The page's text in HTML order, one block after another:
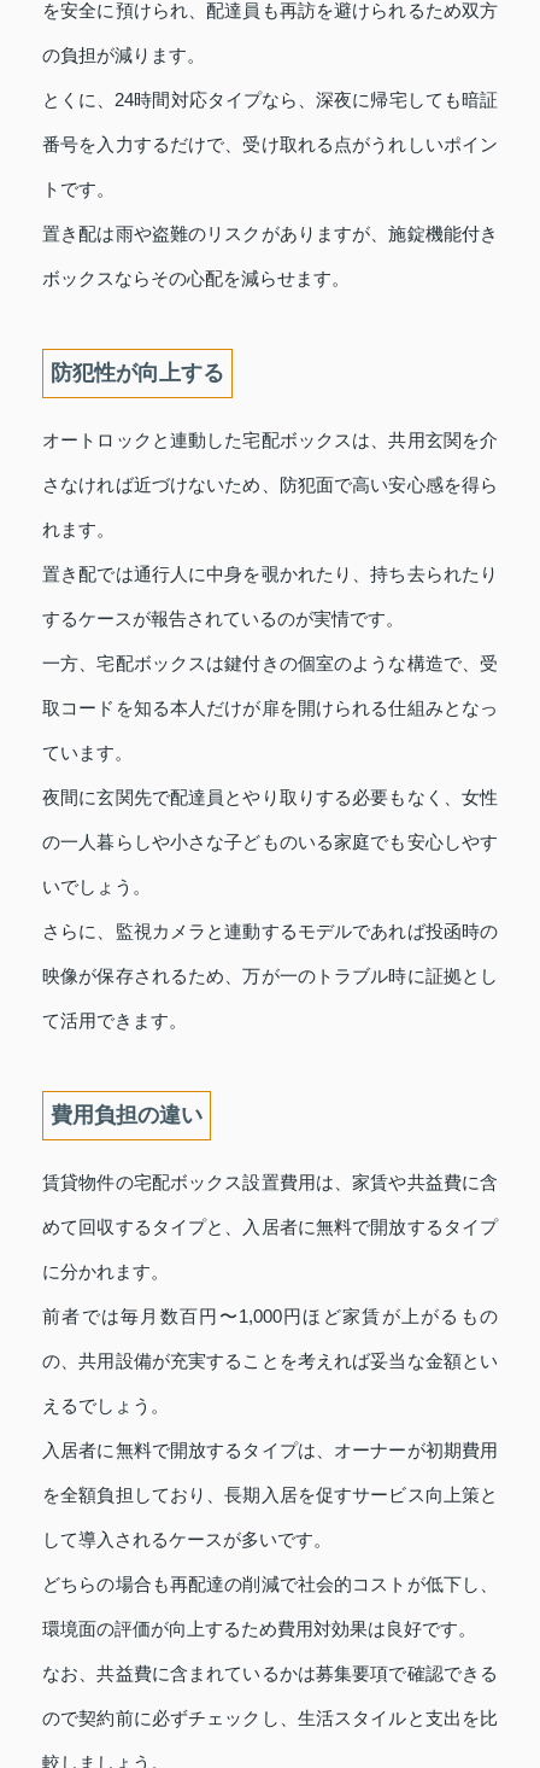
を安全に預けられ、配達員も再訪を避けられるため双方
の負担が減ります。
とくに、24時間対応タイプなら、深夜に帰宅しても暗証
番号を入力するだけで、受け取れる点がうれしいポイン
トです。
置き配は雨や盗難のリスクがありますが、施錠機能付き
ボックスならその心配を減らせます。
防犯性が向上する
オートロックと連動した宅配ボックスは、共用玄関を介
さなければ近づけないため、防犯面で高い安心感を得ら
れます。
置き配では通行人に中身を覗かれたり、持ち去られたり
するケースが報告されているのが実情です。
一方、宅配ボックスは鍵付きの個室のような構造で、受
取コードを知る本人だけが扉を開けられる仕組みとなっ
ています。
夜間に玄関先で配達員とやり取りする必要もなく、女性
の一人暮らしや小さな子どものいる家庭でも安心しやす
いでしょう。
さらに、監視カメラと連動するモデルであれば投函時の
映像が保存されるため、万が一のトラブル時に証拠とし
て活用できます。
費用負担の違い
賃貸物件の宅配ボックス設置費用は、家賃や共益費に含
めて回収するタイプと、入居者に無料で開放するタイプ
に分かれます。
前者では毎月数百円〜1,000円ほど家賃が上がるもの
の、共用設備が充実することを考えれば妥当な金額とい
えるでしょう。
入居者に無料で開放するタイプは、オーナーが初期費用
を全額負担しており、長期入居を促すサービス向上策と
して導入されるケースが多いです。
どちらの場合も再配達の削減で社会的コストが低下し、
環境面の評価が向上するため費用対効果は良好です。
なお、共益費に含まれているかは募集要項で確認できる
ので契約前に必ずチェックし、生活スタイルと支出を比
較しましょう。